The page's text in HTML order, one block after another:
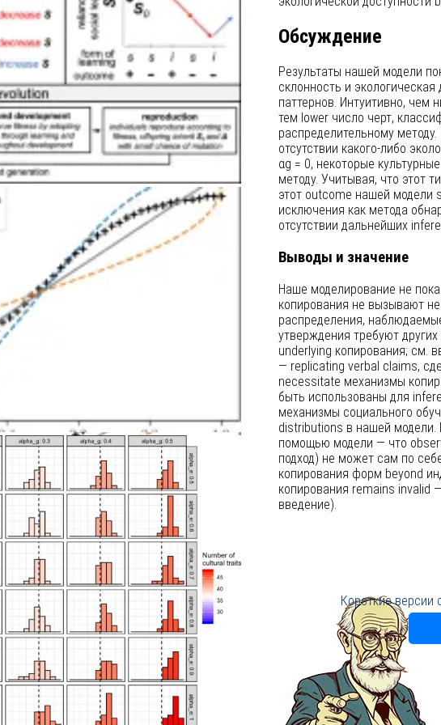
Обсуждение
Результаты нашей модели
склонность и
паттернов. Интуитивно, чем
тем lower число черт,
распределительному
отсутствии какого-либо
αg = 0, некоторые
методу. Учитывая, что этот
этот outcome нашей модели
исключения как метода
отсутствии дальнейших
Выводы и значение
Наше моделирование не
копирования не вызывают
распределения,
утверждения требуют
underlying копирования; см.
— replicating verbal claims,
necessitate механизмы
быть использованы для
механизмы социального
distributions в нашей
помощью модели — что
подход) не может сам по
копирования форм beyond
копирования remains invalid
введение).
Короткие версии